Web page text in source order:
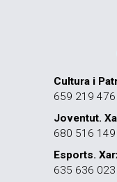
Cultura i
659 219
Joventut.
680 516 149
Esports.
635 636